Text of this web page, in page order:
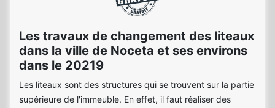
Les travaux de changement des liteaux
dans la ville de Noceta et ses environs
dans le 20219
Les liteaux sont des structures qui se trouvent sur la partie
supérieure de l'immeuble. En effet, il faut réaliser des